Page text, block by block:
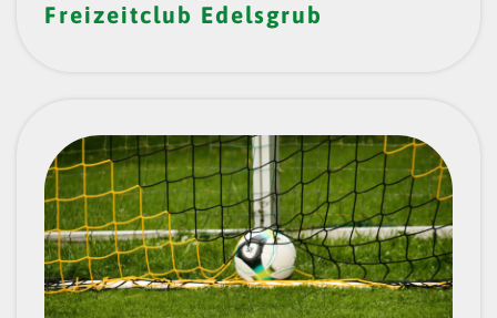
Freizeitclub Edelsgrub